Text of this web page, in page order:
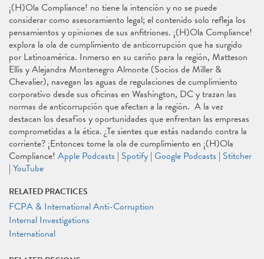
¡(H)Ola Compliance! no tiene la intención y no se puede
considerar como asesoramiento legal; el contenido solo refleja los
pensamientos y opiniones de sus anfitriones. ¡(H)Ola Compliance!
explora la ola de cumplimiento de anticorrupción que ha surgido
por Latinoamérica. Inmerso en su cariño para la región, Matteson
Ellis y Alejandra Montenegro Almonte (Socios de Miller &
Chevalier), navegan las aguas de regulaciones de cumplimiento
corporativo desde sus oficinas en Washington, DC y trazan las
normas de anticorrupción que afectan a la región. A la vez
destacan los desafíos y oportunidades que enfrentan las empresas
comprometidas a la ética. ¿Te sientes que estás nadando contra la
corriente? ¡Entonces tome la ola de cumplimiento en ¡(H)Ola
Compliance! Apple Podcasts | Spotify | Google Podcasts | Stitcher
| YouTube
RELATED PRACTICES
FCPA & International Anti-Corruption
Internal Investigations
International